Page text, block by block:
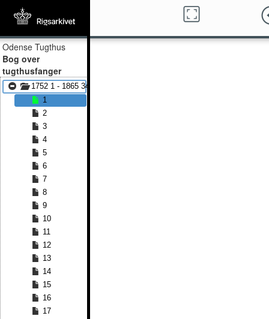
Odense Tugthus
Bog over
tugthusfanger
1752 1 - 1865 3483
1
2
3
4
5
6
7
8
9
10
11
12
13
14
15
16
17